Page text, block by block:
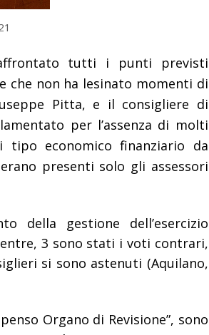
tutti i punti previsti
che non ha lesinato momenti di
Pitta, e il consigliere di
per l’assenza di molti
economico finanziario da
presenti solo gli assessori
della gestione dell’esercizio
3 sono stati i voti contrari,
si sono astenuti (Aquilano,
Organo di Revisione”, sono